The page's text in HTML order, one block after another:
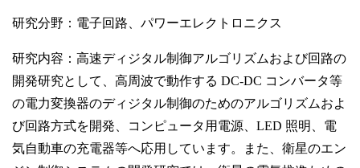
閉じる
研究分野：電子回路、パワーエレクトロニクス
研究内容：高速ディジタル制御アルゴリズムおよび回路の
開発研究として、高周波で動作する DC-DC コンバータ等
の電力変換器のディジタル制御のためのアルゴリズムおよ
び回路方式を開発、コンピュータ用電源、LED 照明、電
気自動車の充電器等へ応用しています。また、衛星のエン